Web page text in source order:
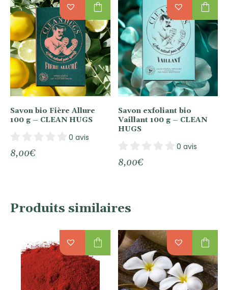
Savon bio Fière Allure
100 g – CLEAN HUGS
0 avis
8,00€
shopping_bag
Savon exfoliant bio
Vaillant 100 g – CLEAN
HUGS
0 avis
8,00€
shopping_bag
Produits similaires
shopping_bag shopping_bag